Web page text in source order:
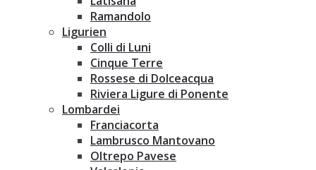
Ramandolo
Ligurien
Colli di Luni
Cinque Terre
Rossese di Dolceacqua
Riviera Ligure di Ponente
Lombardei
Franciacorta
Lambrusco Mantovano
Oltrepo Pavese